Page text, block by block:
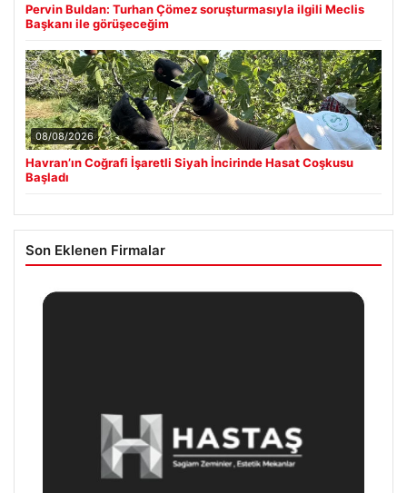
Pervin Buldan: Turhan Çömez soruşturmasıyla ilgili Meclis
Başkanı ile görüşeceğim
08/08/2026
Havran’ın Coğrafi İşaretli Siyah İncirinde Hasat Coşkusu
Başladı
Son Eklenen Firmalar